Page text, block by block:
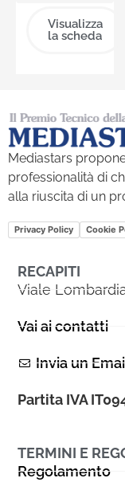
Visualizza
la scheda
Mediastars
professionalità di
alla riuscita di un
Privacy Policy Cookie
RECAPITI
Viale
Vai ai contatti
Invia un
Partita IVA
TERMINI E
Regolamento